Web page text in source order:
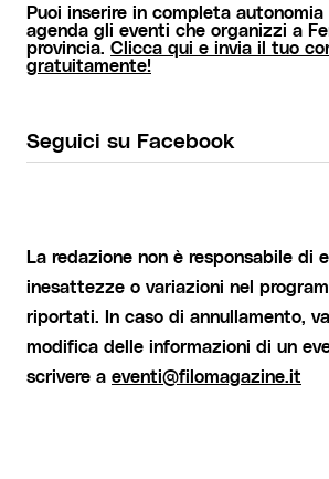
Puoi inserire in completa
agenda gli eventi che organizzi a
provincia. Clicca qui e invia il tuo
gratuitamente!
Seguici su Facebook
La redazione non è responsabile di
inesattezze o variazioni nel
riportati. In caso di annullamento,
modifica delle informazioni di un
scrivere a eventi@filomagazine.it